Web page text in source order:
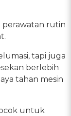
perawatan rutin
tapi juga
berlebih
tahan mesin
untuk